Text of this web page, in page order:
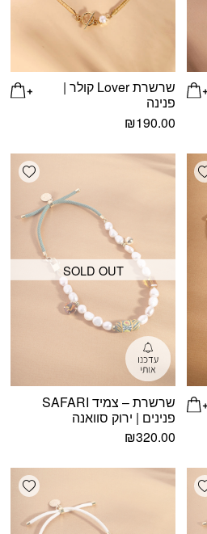
שרשרת Lover קולר |
פנינה
₪190.00
Add wishlist
SOLD OUT
שרשרת – צמיד SAFARI
פנינים | ירוק סוואנה
₪320.00
Add wishlist